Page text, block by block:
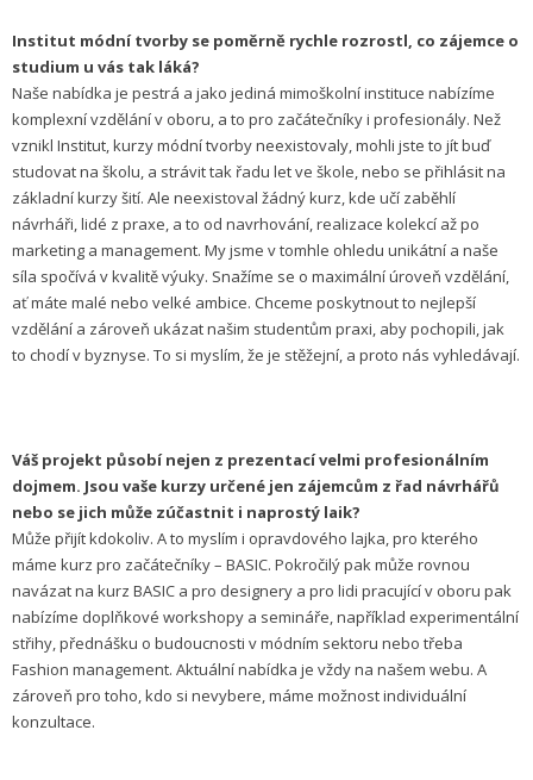
Institut módní tvorby se poměrně rychle rozrostl, co zájemce o
studium u vás tak láká?
Naše nabídka je pestrá a jako jediná mimoškolní instituce nabízíme
komplexní vzdělání v oboru, a to pro začátečníky i profesionály. Než
vznikl Institut, kurzy módní tvorby neexistovaly, mohli jste to jít buď
studovat na školu, a strávit tak řadu let ve škole, nebo se přihlásit na
základní kurzy šití. Ale neexistoval žádný kurz, kde učí zaběhlí
návrháři, lidé z praxe, a to od navrhování, realizace kolekcí až po
marketing a management. My jsme v tomhle ohledu unikátní a naše
síla spočívá v kvalitě výuky. Snažíme se o maximální úroveň vzdělání,
ať máte malé nebo velké ambice. Chceme poskytnout to nejlepší
vzdělání a zároveň ukázat našim studentům praxi, aby pochopili, jak
to chodí v byznyse. To si myslím, že je stěžejní, a proto nás vyhledávají.
Váš projekt působí nejen z prezentací velmi profesionálním
dojmem. Jsou vaše kurzy určené jen zájemcům z řad návrhářů
nebo se jich může zúčastnit i naprostý laik?
Může přijít kdokoliv. A to myslím i opravdového lajka, pro kterého
máme kurz pro začátečníky – BASIC. Pokročilý pak může rovnou
navázat na kurz BASIC a pro designery a pro lidi pracující v oboru pak
nabízíme doplňkové workshopy a semináře, například experimentální
střihy, přednášku o budoucnosti v módním sektoru nebo třeba
Fashion management. Aktuální nabídka je vždy na našem webu. A
zároveň pro toho, kdo si nevybere, máme možnost individuální
konzultace.